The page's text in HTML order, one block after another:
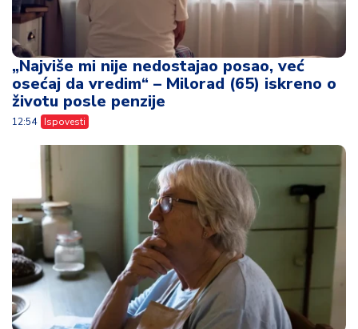
„Najviše mi nije nedostajao posao, već
osećaj da vredim“ – Milorad (65) iskreno o
životu posle penzije
12:54 Ispovesti